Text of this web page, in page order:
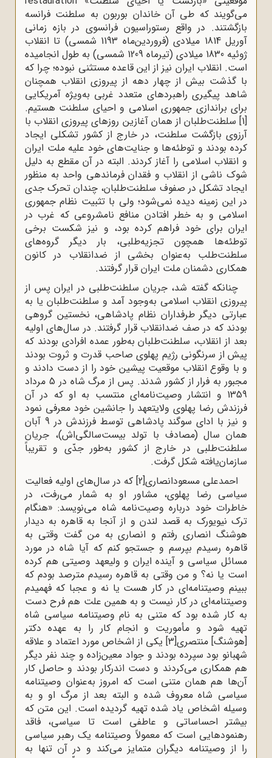
می‌گویند که طی آن خاندان بوربون به سلطنت فرانسه
بازگشتند. در واقع رستوراسیون فرانسوی در بازه زمانی
آوریل 1814 میلادی (فروردین‌ماه 1193 شمسی) تا انقلاب
ژوئیه 1830 میلادی (تیرماه 1209 شمسی) به طول انجامیده
است. انقلاب ایران نیز از این قاعده مستثنی نبوده؛ چرا که
با گذشت بیش از چهار دهه از پیروزی انقلاب همچنان
شاهد پیگیری راهبردهای متعدد غربی به‌ویژه آمریکایی
برای براندازی جمهوری اسلامی و احیای سلطنت هستیم.
[1] سلطنت‌طلبان از همان آغازین روزهای پیروزی انقلاب با
آرزوی بازگشت سلطنت، در خارج از کشور تشکلی ایجاد
کرده بودند و توطئه‌ها و جنایت‌های خود علیه ملت ایران
و انقلاب اسلامی را آغاز کردند. البته در آن مقطع به دلیل
شوک ناشی از انقلاب و فقدان فرماندهی واحد به منظور
ایجاد تشکل در صفوف سلطنت‌طلبان، چندان تحرک جدی
در این زمینه دیده نمی‌شود؛ ولی با تثبیت نظام جمهوری
اسلامی و به خطر افتادن منافع نامشروعی که غرب در
ایران برای خود فراهم کرده بود، و نیز شکست برخی
توطئه‌ها همچون تجزیه‌طلبی، بار دیگر گروه‌های
سلطنت‌طلب به‌عنوان بخشی از ضدانقلاب در کانون
همکاری دشمنان ملت ایران قرار گرفتند.
چنانکه گفته شد، جریان سلطنت‌طلبی در ایران پس از
پیروزی انقلاب اسلامی به‌وجود آمد و سلطنت‌طلبان یا به
عبارتی دیگر طرفداران نظام پادشاهی، نخستین گروهی
بودند که در صف ضدانقلاب قرار گرفتند. در سال‌های اولیه
بعد از انقلاب، سلطنت‌طلبان به‌طور عمده افرادی بودند که
پیش از سرنگونی رژیم پهلوی صاحب قدرت و ثروت بودند
و با وقوع انقلاب موقعیت پیشین خود را از دست دادند و
مجبور به فرار از کشور شدند. پس از مرگ شاه در 5 مرداد
1359 و انتشار وصیت‌نامه‌ای منتسب به او که در آن
فرزندش رضا پهلوی ولایتعهد را جانشین خود معرفی نمود
و نیز با ادای سوگند پادشاهی توسط فرزندش در 9 آبان‌
همان سال (مصادف با تولد بیست‌سالگی‌اش)، جریان
سلطنت‌طلبی در خارج از کشور به‌طور جدّی و تقریباً
سازمان‌یافته شکل گرفت.
احمدعلی مسعودانصاری[2]
که در سال‌های اولیه فعالیت
سیاسی رضا پهلوی، مشاور او به شمار می‌رفت، در
خاطرات خود درباره وصیت‌نامه شاه می‌نویسد: «هنگام
ترک نیویورک به قصد لندن و از آنجا به قاهره به دیدار
هوشنگ انصاری رفتم و انصاری به من گفت وقتی به
قاهره رسیدم بپرسم و جستجو کنم که آیا شاه در مورد
مسائل سیاسی و آینده ایران و ولیعهد وصیتی هم کرده
است یا نه؟ و من وقتی به قاهره رسیدم مترصد بودم که
ببینم وصیتنامه‌ای در کار هست یا نه و عجبا که فهمیدم
وصیتنامه‌ای در کار نیست و به همین علت هم فرح دست
به کار شده بود که متنی به نام وصیتنامه سیاسی شاه
تهیه شود و مأموریت و انجام کار را به عهده دکتر
[هوشنگ] منتصری[3]
یکی از اشخاص مورد اعتماد و علاقه
شهبانو بود سپرده بودند و جواد معین‌زاده و چند نفر دیگر
هم همکاری می‌کردند و دست اندرکار بودند و حاصل کار
آن‌ها هم همان متنی است که امروز به‌عنوان وصیتنامه
سیاسی شاه معروف شده و البته بعد از مرگ او و به
وسیله اشخاص یاد شده تهیه گردیده است. این متن که
بیشتر احساساتی و عاطفی است تا سیاسی، فاقد
رهنمودهایی است که معمولاً وصیتنامه یک رهبر سیاسی
را از وصیتنامه دیگران متمایز می‌کند و در آن تنها به